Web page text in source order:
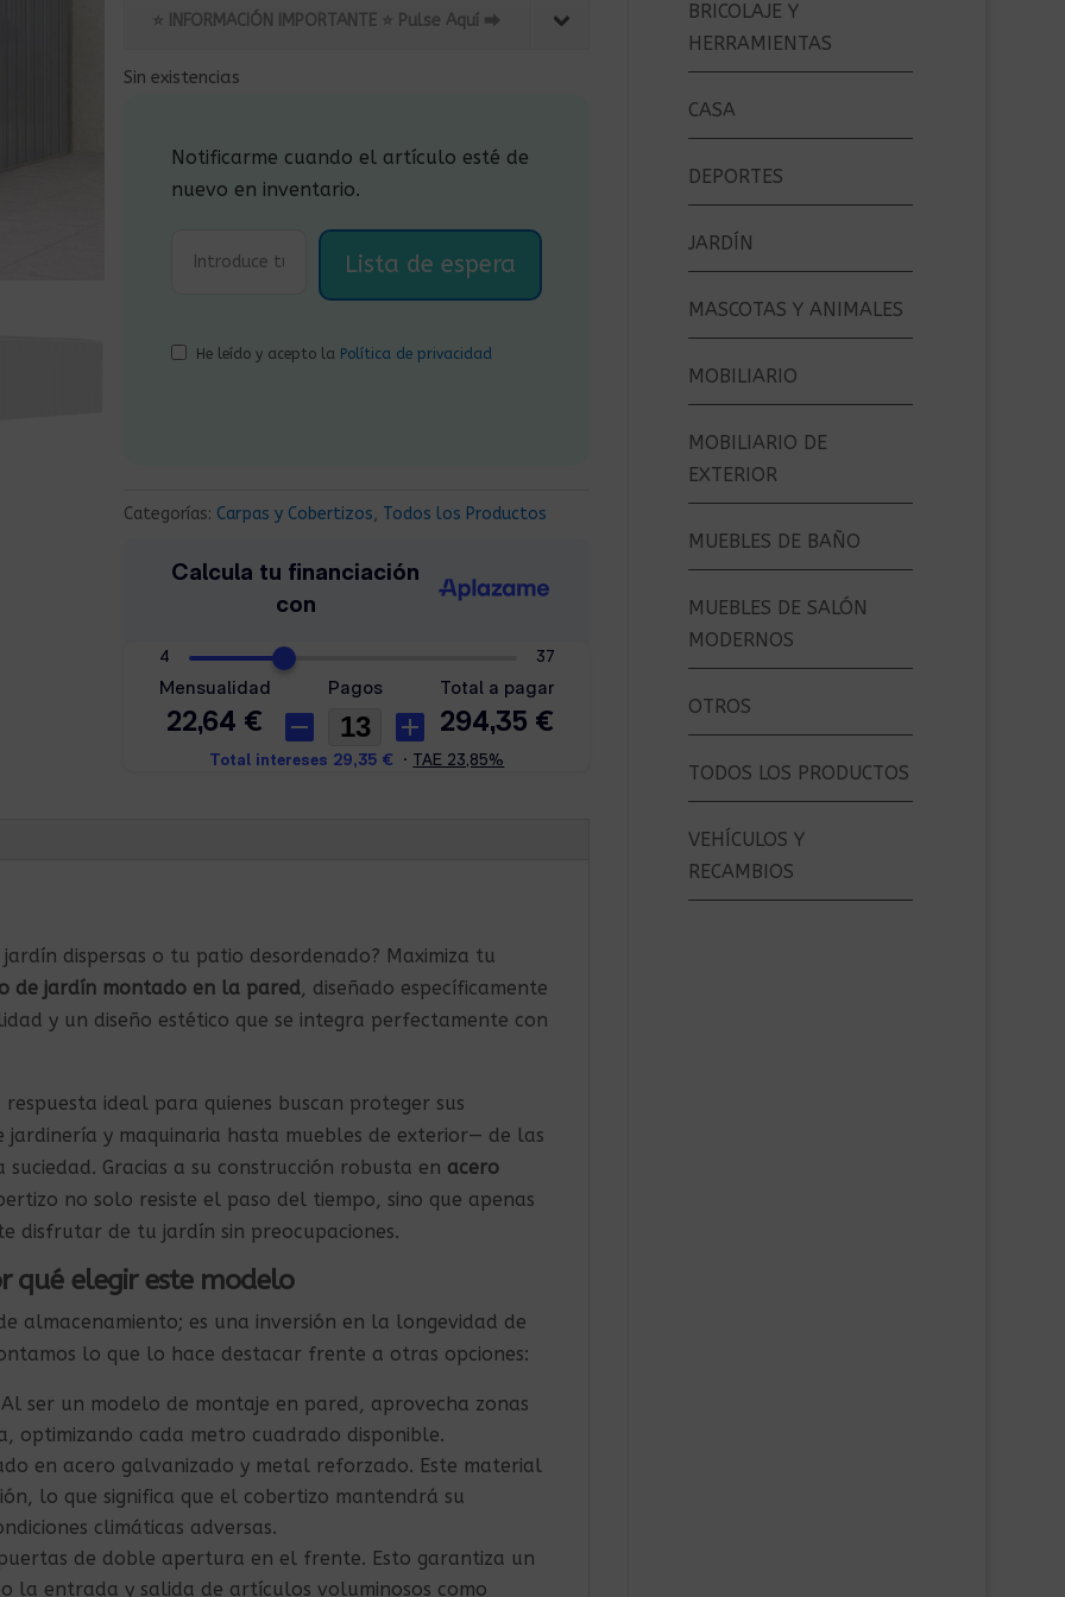
era:
es:
⭐ INFORMACIÓN IMPORTANTE ⭐ Pulse Aquí ⮕
Sin existencias
Notificarme cuando el artículo esté de
nuevo en inventario.
He leído y acepto la Política de privacidad
Categorías: Carpas y Cobertizos, Todos los Productos
dispersas o tu patio desordenado? Maximiza tu
de jardín montado en la pared, diseñado específicamente
y un diseño estético que se integra perfectamente con
ideal para quienes buscan proteger sus
jardinería y maquinaria hasta muebles de exterior— de las
Gracias a su construcción robusta en acero
no solo resiste el paso del tiempo, sino que apenas
disfrutar de tu jardín sin preocupaciones.
qué elegir este modelo
almacenamiento; es una inversión en la longevidad de
lo que lo hace destacar frente a otras opciones:
ser un modelo de montaje en pared, aprovecha zonas
optimizando cada metro cuadrado disponible.
en acero galvanizado y metal reforzado. Este material
lo que significa que el cobertizo mantendrá su
climáticas adversas.
de doble apertura en el frente. Esto garantiza un
la entrada y salida de artículos voluminosos como
BRICOLAJE Y
HERRAMIENTAS
CASA
DEPORTES
JARDÍN
MASCOTAS Y ANIMALES
MOBILIARIO
MOBILIARIO DE
EXTERIOR
MUEBLES DE BAÑO
MUEBLES DE SALÓN
MODERNOS
OTROS
TODOS LOS PRODUCTOS
VEHÍCULOS Y
RECAMBIOS